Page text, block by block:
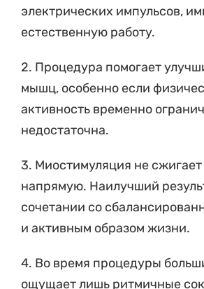
электрических импульсов,
естественную работу.
2. Процедура помогает
мышц, особенно если
активность временно
недостаточна.
3. Миостимуляция не
напрямую. Наилучший
сочетании со
и активным образом жизни.
4. Во время процедуры
ощущает лишь ритмичные